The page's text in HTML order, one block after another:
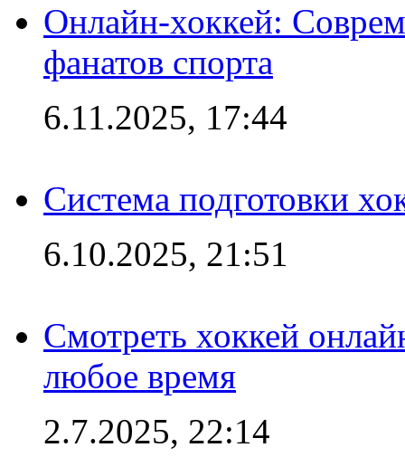
Онлайн-хоккей:
фанатов спорта
6.11.2025, 17:44
Система подготовки
6.10.2025, 21:51
Смотреть хоккей
любое время
2.7.2025, 22:14